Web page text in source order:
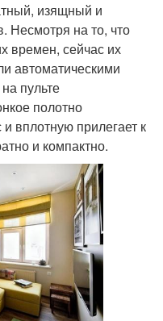
изящный и
Несмотря на то, что
времен, сейчас их
автоматическими
пульте
полотно
и вплотную прилегает к
и компактно.